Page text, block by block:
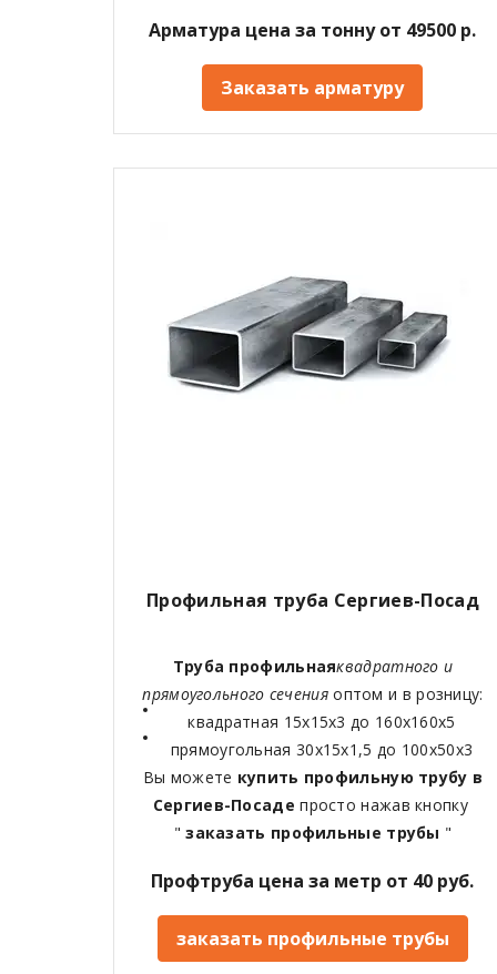
Арматура цена за тонну от 49500 р.
Заказать арматуру
Профильная труба Сергиев-Посад
Труба профильнаяквадратного и
прямоугольного сеченияоптом и в розницу:
квадратная 15х15х3 до 160х160х5
прямоугольная 30х15х1,5 до 100х50х3
Вы можете купить профильную трубу в
Сергиев-Посадепросто нажав кнопку
"заказать профильные трубы "
Профтруба цена за метр от 40 руб.
заказать профильные трубы